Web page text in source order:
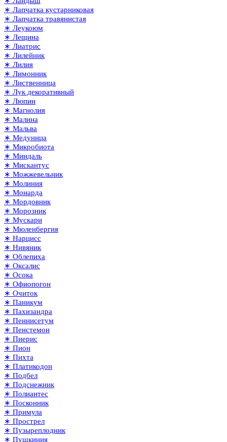
∗ Лапчатка кустарниковая
∗ Лапчатка травянистая
∗ Леукоюм
∗ Лещина
∗ Лиатрис
∗ Лилейник
∗ Лилия
∗ Лимонник
∗ Лиственница
∗ Лук декоративный
∗ Люпин
∗ Магнолия
∗ Малина
∗ Мальва
∗ Медуница
∗ Микробиота
∗ Миндаль
∗ Мискантус
∗ Можжевельник
∗ Молиния
∗ Монарда
∗ Мордовник
∗ Морозник
∗ Мускари
∗ Мюленбергия
∗ Нарцисс
∗ Нивяник
∗ Облепиха
∗ Оксалис
∗ Осока
∗ Офиопогон
∗ Очиток
∗ Паникум
∗ Пахизандра
∗ Пеннисетум
∗ Пенстемон
∗ Пиерис
∗ Пион
∗ Пихта
∗ Платикодон
∗ Подбел
∗ Подснежник
∗ Полиантес
∗ Посконник
∗ Примула
∗ Прострел
∗ Пузыреплодник
∗ Пушкиния